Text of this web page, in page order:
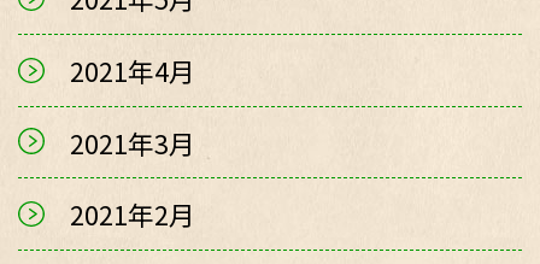
2021年4月
2021年3月
2021年2月